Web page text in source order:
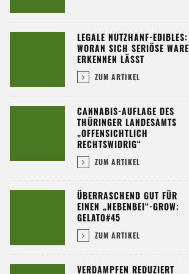
LEGALE NUTZHANF-EDIBLES:
WORAN SICH SERIÖSE WARE
ERKENNEN LÄSST
ZUM ARTIKEL
CANNABIS-AUFLAGE DES
THÜRINGER LANDESAMTS
„OFFENSICHTLICH
RECHTSWIDRIG“
ZUM ARTIKEL
ÜBERRASCHEND GUT FÜR
EINEN „NEBENBEI“-GROW:
GELATO#45
ZUM ARTIKEL
VERDAMPFEN REDUZIERT